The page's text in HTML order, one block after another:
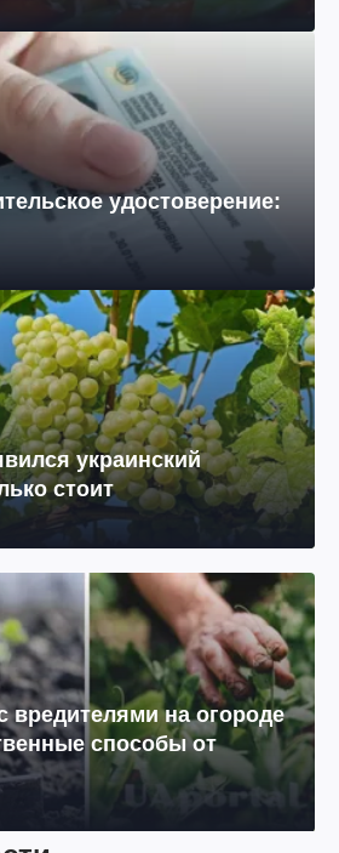
удостоверение:
украинский
стоит
вредителями на огороде
способы от